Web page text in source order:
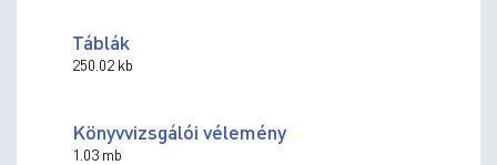
Táblák
250.02 kb
Könyvvizsgálói vélemény
1.03 mb